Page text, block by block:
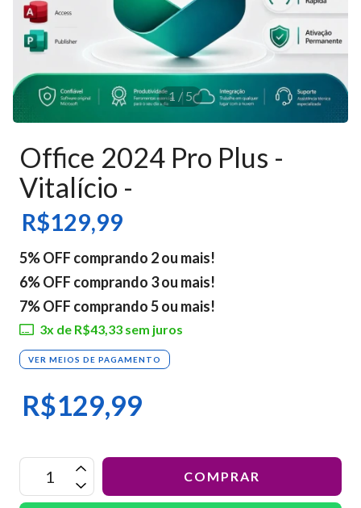
1 / 5
Office 2024 Pro Plus -
Vitalício -
R$129,99
5% OFF comprando 2 ou mais!
6% OFF comprando 3 ou mais!
7% OFF comprando 5 ou mais!
3x de R$43,33 sem juros
VER MEIOS DE PAGAMENTO
R$129,99